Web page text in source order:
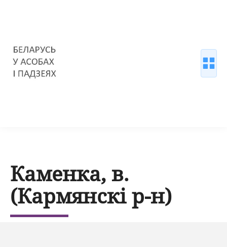
Каменка, в.
(Кармянскі р-н)